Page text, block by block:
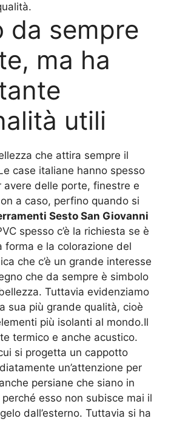
da sempre
ma ha
utili
che attira sempre il
case italiane hanno spesso
avere delle porte, finestre e
a caso, perfino quando si
Sesto San Giovanni
spesso c’è la richiesta se è
forma e la colorazione del
che c’è un grande interesse
che da sempre è simbolo
Tuttavia evidenziamo
sua più grande qualità, cioè
più isolanti al mondo.Il
termico e anche acustico.
si progetta un cappotto
un’attenzione per
persiane che siano in
esso non subisce mai il
dall’esterno. Tuttavia si ha